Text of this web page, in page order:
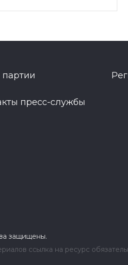
пресс-службы
защищены.
ссылка на ресурс